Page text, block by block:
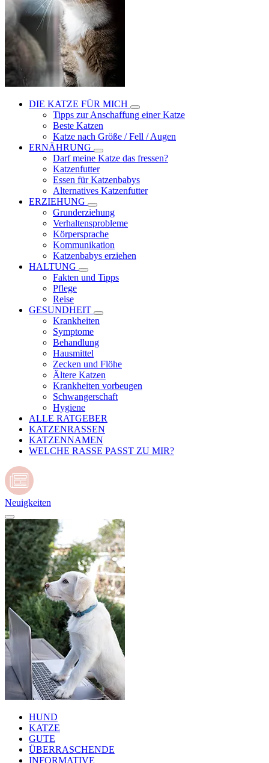
DIE KATZE FÜR MICH
Tipps zur Anschaffung einer Katze
Beste Katzen
Katze nach Größe / Fell / Augen
ERNÄHRUNG
Darf meine Katze das fressen?
Katzenfutter
Essen für Katzenbabys
Alternatives Katzenfutter
ERZIEHUNG
Grunderziehung
Verhaltensprobleme
Körpersprache
Kommunikation
Katzenbabys erziehen
HALTUNG
Fakten und Tipps
Pflege
Reise
GESUNDHEIT
Krankheiten
Symptome
Behandlung
Hausmittel
Zecken und Flöhe
Ältere Katzen
Krankheiten vorbeugen
Schwangerschaft
Hygiene
ALLE RATGEBER
KATZENRASSEN
KATZENNAMEN
WELCHE RASSE PASST ZU MIR?
Neuigkeiten
HUND
KATZE
GUTE
ÜBERRASCHENDE
INFORMATIVE